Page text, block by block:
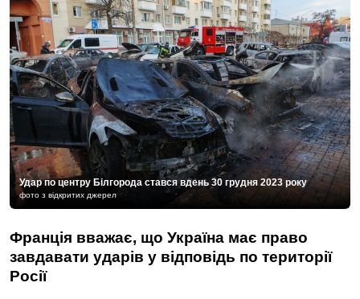
Удар по центру Білгорода стався вдень 30 грудня 2023 року
фото з відкритих джерел
Франція вважає, що Україна має право
завдавати ударів у відповідь по території
Росії